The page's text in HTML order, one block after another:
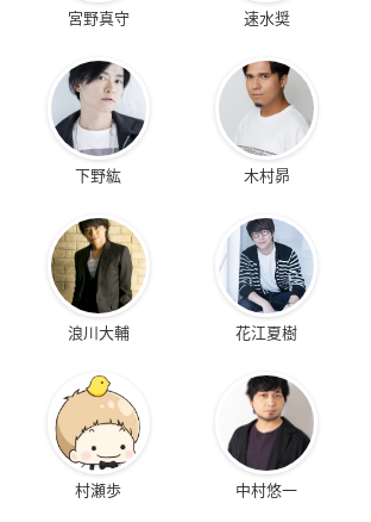
宮野真守 速水奨
下野紘 木村昴
浪川大輔 花江夏樹
村瀬歩 中村悠一